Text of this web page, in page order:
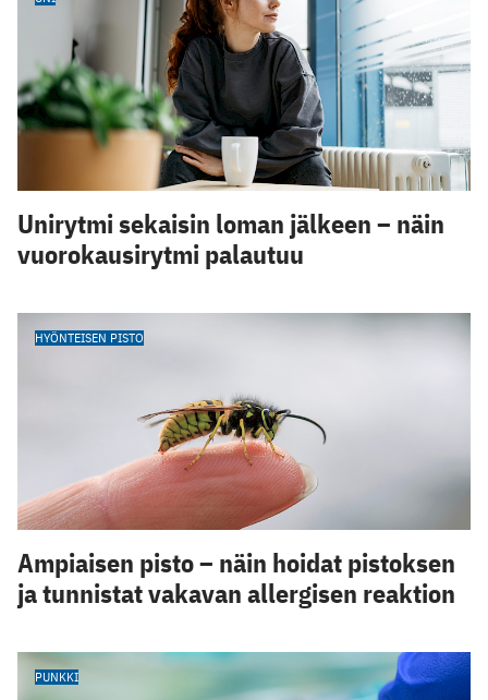
Unirytmi sekaisin loman jälkeen – näin
vuorokausirytmi palautuu
HYÖNTEISEN PISTO
Ampiaisen pisto – näin hoidat pistoksen
ja tunnistat vakavan allergisen reaktion
PUNKKI